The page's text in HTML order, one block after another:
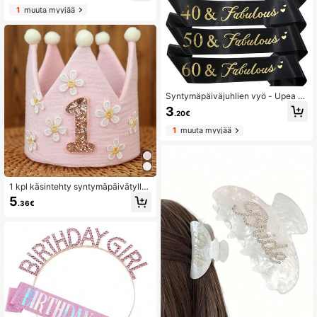
eä toimitus, helpot koota, joulu, Hall
oween
1muuta myyjää
1 kpl käsintehty syntymäpäivätylly
kruunuhattu, söpö vaaleanpunaine
n päivänkakkara-syntymäpäivälak
5.36€
Syntymäpäiväjuhlien vyö - Upea v
yö 18. 21. 30. 40. 50. 60. 70. synty
mäpäiväjuhlien koristeet ja tarvikke
et (musta)
3.20€
1muuta myyjää